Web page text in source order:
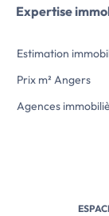
Expertise
Estimation
Prix m² Angers
Agences